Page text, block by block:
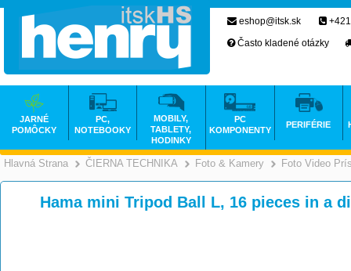
Hlavná Strana ČIERNA TECHNIKA Foto & Kamery Foto Video
Hama mini Tripod Ball L, 16 pieces in a
eshop@itsk.sk
Často kladené otázky
JARNÉ
POMÔCKY
PC,
NOTEBOOKY
MOBILY,
TABLETY,
HODINKY
PC
KOMPONENTY
PERIFÉRIE